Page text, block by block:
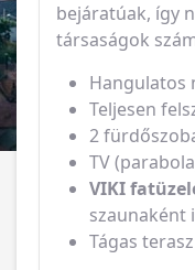
bejáratúak, így
társaságok
Hangulatos
Teljesen
2
TV
VIKI
szaunaként
Tágas